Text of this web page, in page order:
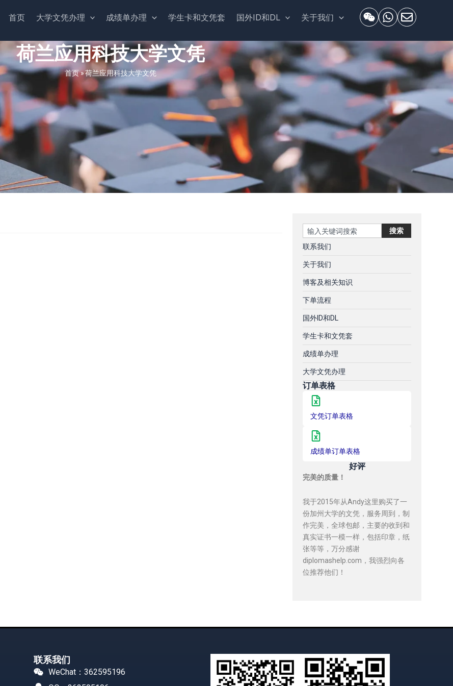
首页 大学文凭办理 成绩单办理 学生卡和文凭套 国外ID和DL 关于我们
荷兰应用科技大学文凭
首页»荷兰应用科技大学文凭
Search 搜索
联系我们
关于我们
博客及相关知识
下单流程
国外ID和DL
学生卡和文凭套
成绩单办理
大学文凭办理
订单表格
文凭订单表格
成绩单订单表格
好评
完美的质量！
我于2015年从Andy这里购买了一
份加州大学的文凭，服务周到，制
作完美，全球包邮，主要的收到和
真实证书一模一样，包括印章，纸
张等等，万分感谢
diplomashelp.com，我强烈向各
位推荐他们！
联系我们
WeChat：362595196